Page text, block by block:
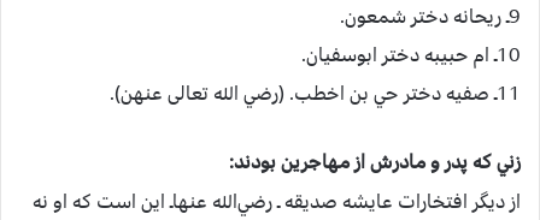
9ـ ريحانه‌ دختر شمعون‌.
10ـ ام‌ حبيبه‌ دختر ابوسفيان‌.
11ـ صفيه‌ دختر حي‌ بن‌ اخطب‌. (رضي‌ الله تعالی عنهن‌).
زني‌ كه‌ پدر و مادرش‌ از مهاجرين‌ بودند:
از ديگر افتخارات‌ عايشه‌ صديقه‌ ـ رضي‌الله عنهاـ اين‌ است‌ كه‌ او نه‌